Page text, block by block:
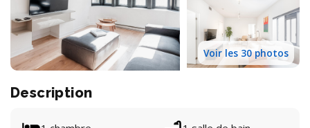
Voir les 30 photos
Description